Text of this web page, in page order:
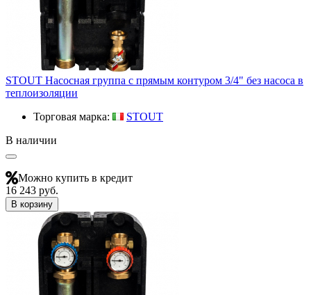
STOUT Насосная группа с прямым контуром 3/4" без насоса в
теплоизоляции
Торговая марка:
STOUT
В наличии
Можно купить в кредит
16 243 руб.
В корзину